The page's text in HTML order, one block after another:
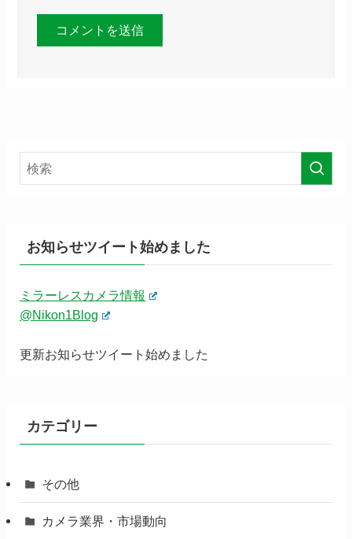
お知らせツイート始めました
ミラーレスカメラ情報
@Nikon1Blog
更新お知らせツイート始めました
カテゴリー
その他
カメラ業界・市場動向